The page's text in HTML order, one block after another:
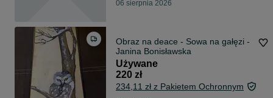
06 sierpnia 2026
Obraz na deace - Sowa na gałęzi -
Janina Bonisławska
Używane
220 zł
234,11 zł z Pakietem Ochronnym